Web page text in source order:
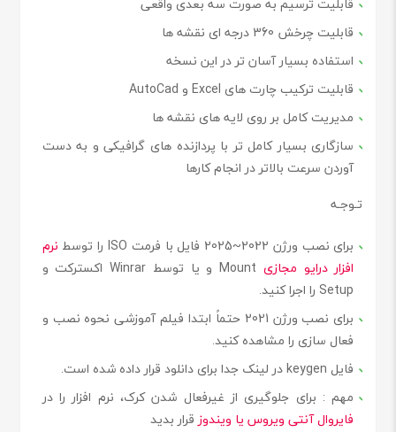
قابلیت چرخش 360 درجه ای نقشه ها
استفاده بسیار آسان تر در این نسخه
قابلیت ترکیب چارت های Excel و AutoCad
مدیریت کامل بر روی لایه های نقشه ها
سازگاری بسیار کامل تر با پردازنده های گرافیکی و به دست
آوردن سرعت بالاتر در انجام کارها
تـوجـه
برای نصب ورژن 2022~2025 فایل با فرمت ISO را توسط نرم
افزار درایو مجازی Mount و یا توسط Winrar اکسترکت و
Setup را اجرا کنید.
برای نصب ورژن 2021 حتماً ابتدا فیلم آموزشی نحوه نصب و
فعال سازی را مشاهدهکنید.
فایل keygenدر لینک جدا برای دانلود قرار داده شده است.
مهم : برای جلوگیری از غیرفعال شدن کرک، نرم افزار را در
فایروال آنتی ویروس یا ویندوز قرار بدید